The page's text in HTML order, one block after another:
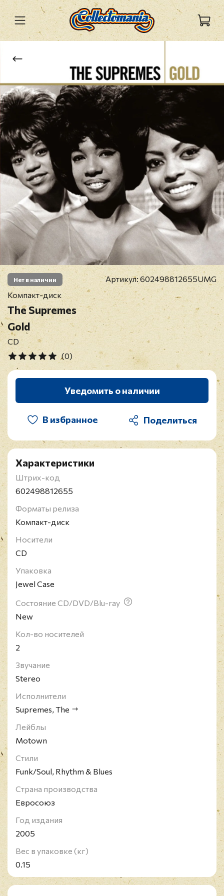
Нет в наличии Артикул:602498812655UMG
Компакт-диск
The Supremes
Gold
CD
(0)
Уведомить о наличии
В избранное
Характеристики
Штрих-код
602498812655
Форматы релиза
Компакт-диск
Носители
CD
Упаковка
Jewel Case
Состояние CD/DVD/Blu-ray
New
Кол-во носителей
2
Звучание
Stereo
Исполнители
Supremes, The
Лейблы
Motown
Стили
Funk/Soul, Rhythm & Blues
Страна производства
Евросоюз
Год издания
2005
Вес в упаковке (кг)
0.15